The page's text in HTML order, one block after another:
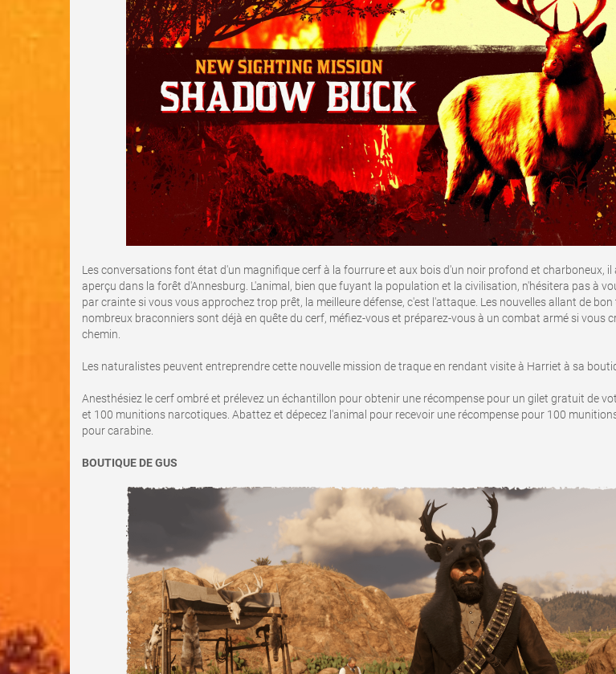
Les conversations font état d'un magnifique cerf à la fourrure et aux bois d'un noir profond et charboneux, il
aperçu dans la forêt d'Annesburg. L'animal, bien que fuyant la population et la civilisation, n'hésitera pas à
par crainte si vous vous approchez trop prêt, la meilleure défense, c'est l'attaque. Les nouvelles allant de bon
nombreux braconniers sont déjà en quête du cerf, méfiez-vous et préparez-vous à un combat armé si vous
chemin.
Les naturalistes peuvent entreprendre cette nouvelle mission de traque en rendant visite à Harriet à sa
Anesthésiez le cerf ombré et prélevez un échantillon pour obtenir une récompense pour un gilet gratuit de
et 100 munitions narcotiques. Abattez et dépecez l'animal pour recevoir une récompense pour 100
pour carabine.
BOUTIQUE DE GUS